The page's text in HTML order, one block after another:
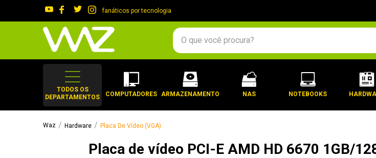
fanáticos por tecnologia
O que você procura?
TODOS OS
DEPARTAMENTOS
COMPUTADORES ARMAZENAMENTO NAS NOTEBOOKS
Hardware Placa De Vídeo (VGA)
Placa de vídeo PCI-E AMD HD 6670 1GB/
gabinete
2º
keychron
5º
openbox